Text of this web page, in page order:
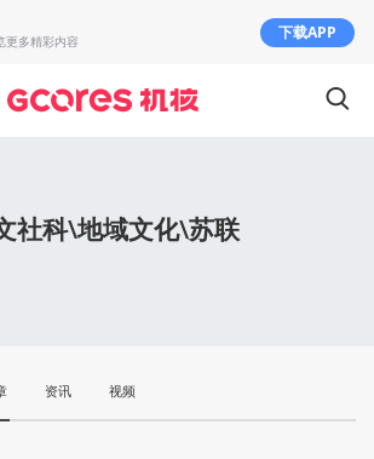
社科\地域文化\苏联
资讯 视频
更多精彩内容 下载APP